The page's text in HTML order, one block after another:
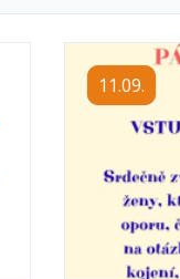
11.09.